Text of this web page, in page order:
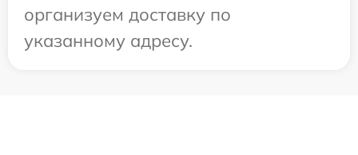
организуем доставку по
указанному адресу.